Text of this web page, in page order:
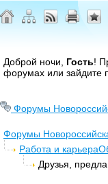
Доброй ночи, Гость!
форумах или зайдите
Форумы
Форумы
Работа и карьера
Друзья,